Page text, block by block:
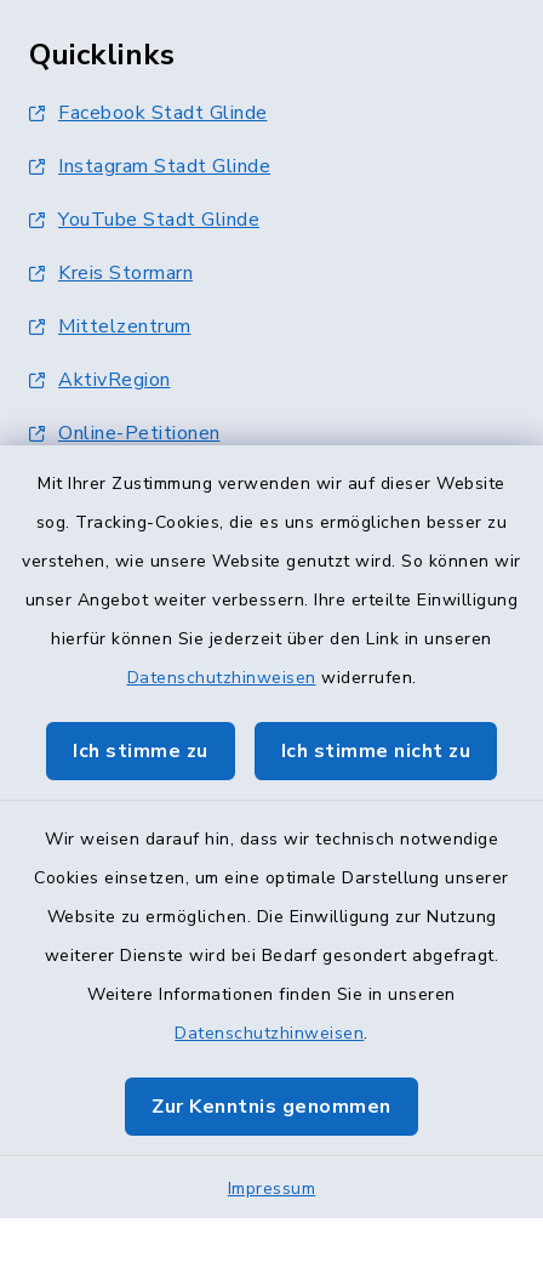
Mit Ihrer Zustimmung verwenden wir auf dieser Website
sog. Tracking-Cookies, die es uns ermöglichen besser zu
verstehen, wie unsere Website genutzt wird. So können wir
unser Angebot weiter verbessern. Ihre erteilte Einwilligung
hierfür können Sie jederzeit über den Link in unseren
Datenschutzhinweisen widerrufen.
Ich stimme zu Ich stimme nicht zu
Wir weisen darauf hin, dass wir technisch notwendige
Cookies einsetzen, um eine optimale Darstellung unserer
Website zu ermöglichen. Die Einwilligung zur Nutzung
weiterer Dienste wird bei Bedarf gesondert abgefragt.
Weitere Informationen finden Sie in unseren
Datenschutzhinweisen.
Zur Kenntnis genommen
Impressum
Quicklinks
Facebook Stadt Glinde
Instagram Stadt Glinde
YouTube Stadt Glinde
Kreis Stormarn
Mittelzentrum
AktivRegion
Online-Petitionen
Terminvergabe
Barrierefreiheit
Sitemap